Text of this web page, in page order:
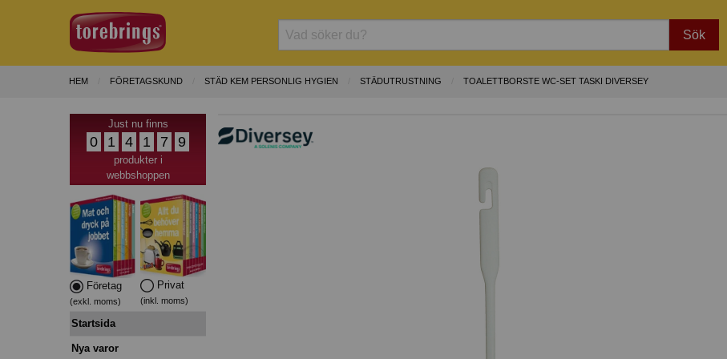
Sök
HEM FÖRETAGSKUND STÄD KEM PERSONLIG HYGIEN STÄDUTRUSTNING TOALETTBORSTE WC-SET TASKI DIVERSEY
Just nu finns
0 1 4 1 7 9
produkter i
webbshoppen
Företag
(exkl. moms)
Privat
(inkl. moms)
Startsida
Nya varor